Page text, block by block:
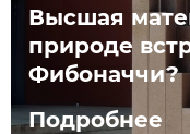
Высшая
природе
Фибоначчи?
Подробнее